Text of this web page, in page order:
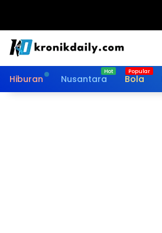
Hiburan Nusantara Bola